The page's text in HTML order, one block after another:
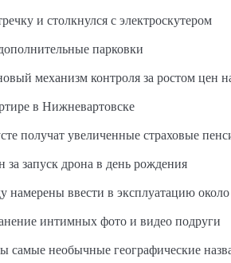
и столкнулся с электроскутером
парковки
механизм контроля за ростом цен
в Нижневартовске
получат увеличенные страховые
запуск дрона в день рождения
намерены ввести в эксплуатацию
интимных фото и видео подруги
самые необычные географические